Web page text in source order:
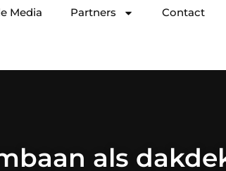
Media Partners Contact
als